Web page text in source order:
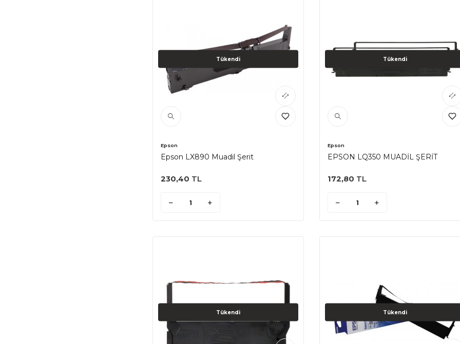
Tükendi
Epson
Epson LX890 Muadil Şerit
230,40 TL
Tükendi
Epson
EPSON LQ350 MUADİL ŞERİT
172,80 TL
Tükendi Tükendi